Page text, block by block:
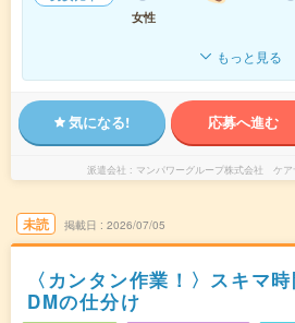
女性
もっと見る
気になる! 応募へ進む
派遣会社 マンパワーグループ株式会社 ケア
未読 掲載日 2026/07/05
〈カンタン作業！〉スキマ
DMの仕分け